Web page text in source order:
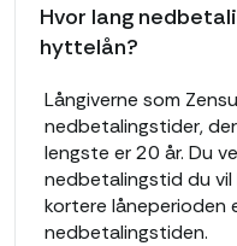
Hvor lang
hyttelån?
Långiverne som
nedbetalingstider,
lengste er 20 år. Du
nedbetalingstid du vil
kortere låneperioden
nedbetalingstiden.